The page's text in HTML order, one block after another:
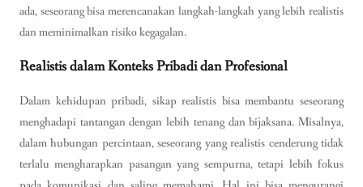
ada, seseorang bisa merencanakan langkah-langkah yang lebih realistis
dan meminimalkan risiko kegagalan.
Realistis dalam Konteks Pribadi dan Profesional
Dalam kehidupan pribadi, sikap realistis bisa membantu seseorang
menghadapi tantangan dengan lebih tenang dan bijaksana. Misalnya,
dalam hubungan percintaan, seseorang yang realistis cenderung tidak
terlalu mengharapkan pasangan yang sempurna, tetapi lebih fokus